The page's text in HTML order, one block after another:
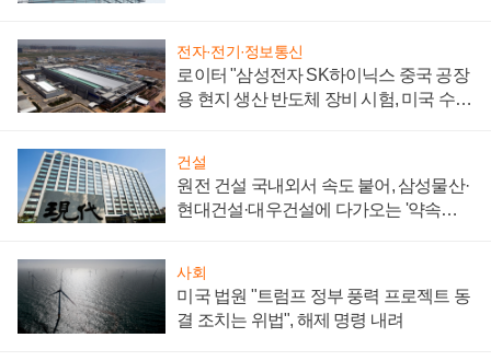
전자·전기·정보통신
로이터 "삼성전자 SK하이닉스 중국 공장
용 현지 생산 반도체 장비 시험, 미국 수출
건설
원전 건설 국내외서 속도 붙어, 삼성물산·
현대건설·대우건설에 다가오는 '약속의
사회
미국 법원 "트럼프 정부 풍력 프로젝트 동
결 조치는 위법", 해제 명령 내려